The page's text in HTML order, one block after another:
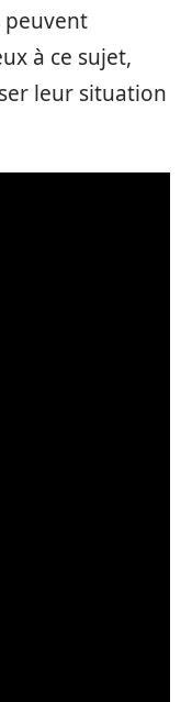
peuvent
à ce sujet,
leur situation